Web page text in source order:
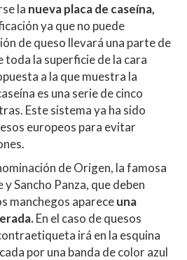
la nueva placa de caseína,
ya que no puede
de queso llevará una parte de
toda la superficie de la cara
a la que muestra la
es una serie de cinco
Este sistema ya ha sido
europeos para evitar
de Origen, la famosa
Sancho Panza, que deben
manchegos apareceuna
En el caso de quesos
irá en la esquina
por una banda de color azul